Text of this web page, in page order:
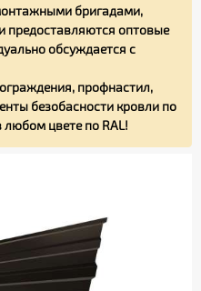
бригадами,
предоставляются оптовые
обсуждается с
профнастил,
безобасности кровли по
цвете по RAL!